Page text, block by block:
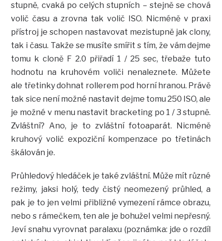
stupně, cvaká po celých stupních – stejně se chová
volič času a zrovna tak volič ISO. Nicméně v praxi
přístroj je schopen nastavovat mezistupně jak clony,
tak i času. Takže se musíte smířit s tím, že vám dejme
tomu k cloně F 2.0 přiřadí 1 / 25 sec, třebaže tuto
hodnotu na kruhovém voliči nenaleznete. Můžete
ale třetinky dohnat rollerem pod horní hranou. Právě
tak sice není možné nastavit dejme tomu 250 ISO, ale
je možné v menu nastavit bracketing po 1 / 3 stupně.
Zvláštní? Ano, je to zvláštní fotoaparát. Nicméně
kruhový volič expoziční kompenzace po třetinách
škálován je.
Průhledový hledáček je také zvláštní. Může mít různé
režimy, jaksi holý, tedy čistý neomezený průhled, a
pak je to jen velmi přibližné vymezení rámce obrazu,
nebo s rámečkem, ten ale je bohužel velmi nepřesný.
Jeví snahu vyrovnat paralaxu (poznámka: jde o rozdíl